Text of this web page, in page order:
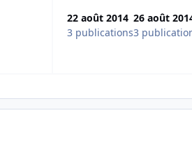
22 août 2014
3 publications
26 août
3